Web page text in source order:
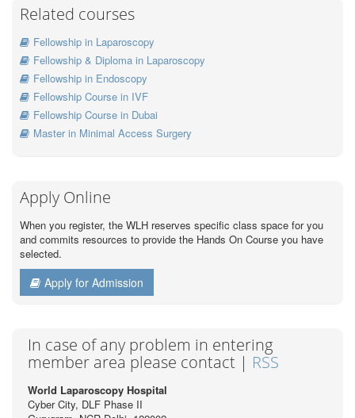
Related courses
Fellowship in Laparoscopy
Fellowship & Diploma in Laparoscopy
Fellowship in Endoscopy
Fellowship Course in IVF
Fellowship Course in Dubai
Master in Minimal Access Surgery
Apply Online
When you register, the WLH reserves specific class space for you
and commits resources to provide the Hands On Course you have
selected.
Apply for Admission
In case of any problem in entering
member area please contact | RSS
World Laparoscopy Hospital
Cyber City, DLF Phase II